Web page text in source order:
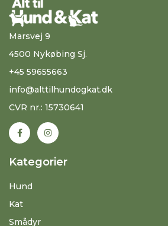
Marsvej 9
4500 Nykøbing Sj.
+45 59655663
info@alttilhundogkat.dk
CVR nr.: 15730641
Kategorier
Hund
Kat
Smådyr